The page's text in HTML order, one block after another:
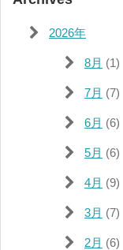
2026年
8月 (1)
7月 (7)
6月 (6)
5月 (6)
4月 (9)
3月 (7)
2月 (6)